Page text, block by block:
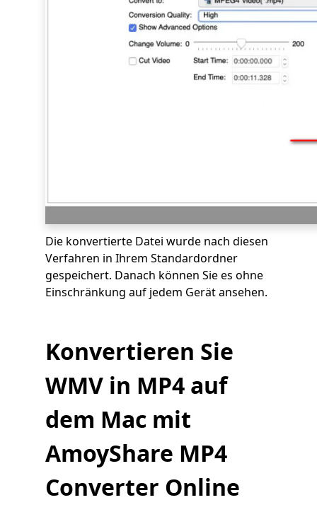
Die konvertierte Datei wurde nach diesen
Verfahren in Ihrem Standardordner
gespeichert. Danach können Sie es ohne
Einschränkung auf jedem Gerät ansehen.
Konvertieren Sie
WMV in MP4 auf
dem Mac mit
AmoyShare MP4
Converter Online